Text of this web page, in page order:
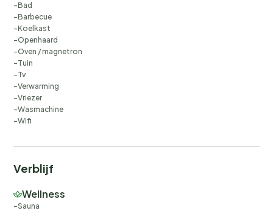
Bad
Barbecue
Koelkast
Openhaard
Oven / magnetron
Tuin
Tv
Verwarming
Vriezer
Wasmachine
Wifi
Verblijf
Wellness
Sauna